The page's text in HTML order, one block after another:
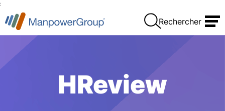
:
Rechercher
HReview